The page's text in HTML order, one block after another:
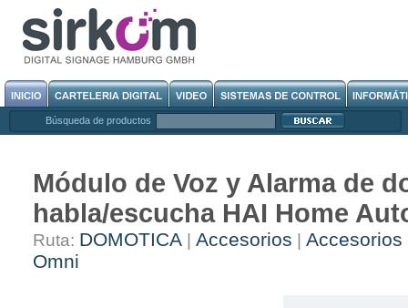
Búsqueda de productos
Módulo de Voz y Alarma de
habla/escucha HAI Home
Ruta: DOMOTICA Accesorios
Omni